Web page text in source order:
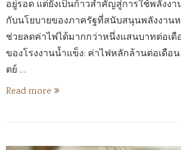
อยู่รอด แต่ยังเป็นก้าวสำคัญสู่การใช้พลังง
กับนโยบายของภาครัฐที่สนับสนุนพลังงาน
ช่วยลดค่าไฟได้มากกว่าหนึ่งแสนบาทต่อเ
ของโรงงานน้ำแข็ง: ค่าไฟหลักล้านต่อเดื
ตย์ …
Read more